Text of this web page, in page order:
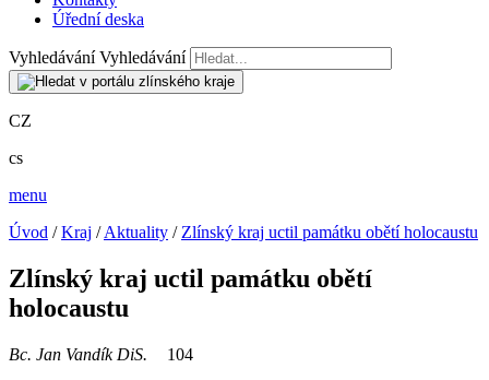
Úřední deska
Vyhledávání Vyhledávání
CZ
cs
menu
Úvod /Kraj /Aktuality / Zlínský kraj uctil památku obětí holocaustu
Zlínský kraj uctil památku obětí
holocaustu
Bc. Jan Vandík DiS.
104